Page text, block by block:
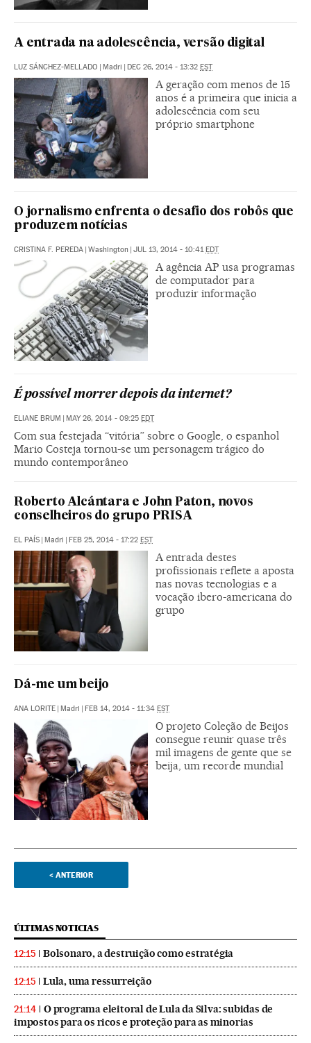
A entrada na adolescência, versão digital
LUZ SÁNCHEZ-MELLADO Madri DEC 26, 2014 - 13:32 EST
A geração com menos de 15
anos é a primeira que inicia a
adolescência com seu
próprio smartphone
O jornalismo enfrenta o desafio dos robôs que
produzem notícias
CRISTINA F. PEREDA Washington JUL 13, 2014 - 10:41 EDT
A agência AP usa programas
de computador para
produzir informação
É possível morrer depois da internet?
ELIANE BRUM MAY 26, 2014 - 09:25 EDT
Com sua festejada “vitória” sobre o Google, o espanhol
Mario Costeja tornou-se um personagem trágico do
mundo contemporâneo
Roberto Alcántara e John Paton, novos
conselheiros do grupo PRISA
EL PAÍS Madri FEB 25, 2014 - 17:22 EST
A entrada destes
profissionais reflete a aposta
nas novas tecnologias e a
vocação ibero-americana do
grupo
Dá-me um beijo
ANA LORITE Madri FEB 14, 2014 - 11:34 EST
O projeto Coleção de Beijos
consegue reunir quase três
mil imagens de gente que se
beija, um recorde mundial
< ANTERIOR
ÚLTIMAS NOTICIAS
12:15 Bolsonaro, a destruição como estratégia
12:15 Lula, uma ressurreição
21:14
O programa eleitoral de Lula da Silva: subidas de
impostos para os ricos e proteção para as minorias